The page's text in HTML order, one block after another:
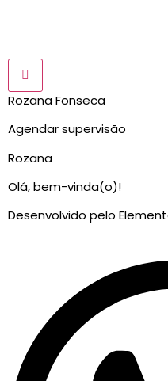
Rozana Fonseca
Agendar supervisão
Rozana
Olá, bem-vinda(o)!
Desenvolvido pelo